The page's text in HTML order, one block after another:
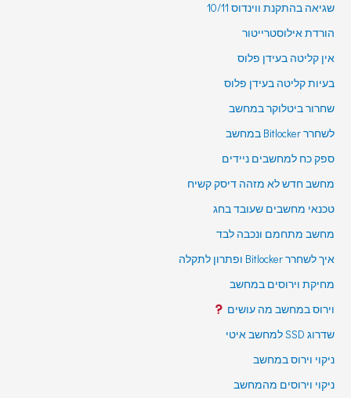
שגיאה בהתקנת ווינדוס 10/11
הורדת אילוסטרייטור
אין קליטה בעידן פלוס
בעיות קליטה בעידן פלוס
שחרור ביטלוקר במחשב
לשחרר Bitlocker במחשב
ספק כח למחשבים ניידים
מחשב חדש לא מזהה דיסק קשיח
טכנאי מחשבים שעובד בחג
מחשב מתחמם ונכבה לבד
איך לשחרר Bitlocker ופתרון לתקלה
מחיקת וירוסים במחשב
וירוס במחשב מה עושים
שדרוג SSD למחשב איטי
ניקוי וירוס במחשב
ניקוי וירוסים מהמחשב